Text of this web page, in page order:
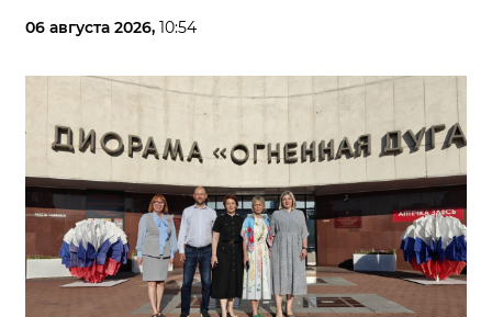
06 августа 2026, 10:54